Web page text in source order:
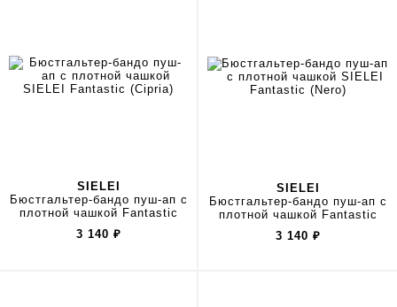
SIELEI
Бюстгальтер-бандо пуш-ап с
плотной чашкой Fantastic
3 140 ₽
SIELEI
Бюстгальтер-бандо пуш-ап с
плотной чашкой Fantastic
3 140 ₽